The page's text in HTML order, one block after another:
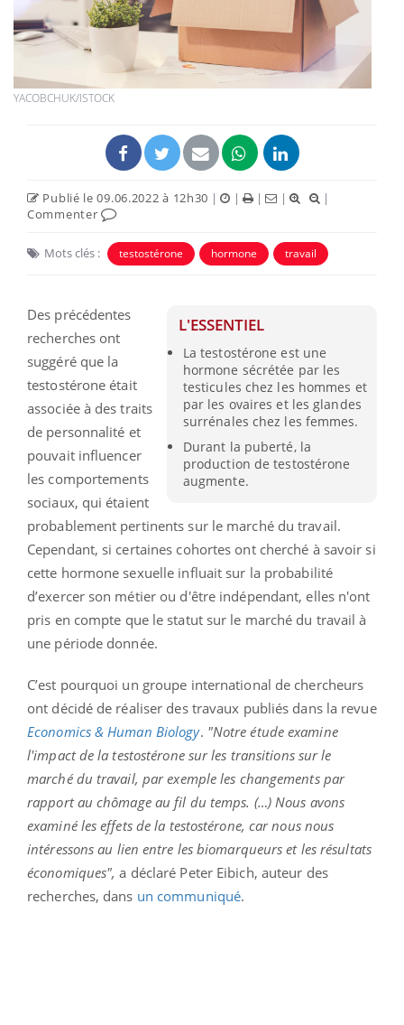
YACOBCHUK/ISTOCK
Publié le 09.06.2022 à 12h30 | | | |
|
Commenter
Mots clés : testostérone hormone travail
L'ESSENTIEL
La testostérone est une
hormone sécrétée par les
testicules chez les hommes et
par les ovaires et les glandes
surrénales chez les femmes.
Durant la puberté, la
production de testostérone
augmente.
Des précédentes
recherches ont
suggéré que la
testostérone était
associée à des traits
de personnalité et
pouvait influencer
les comportements
sociaux, qui étaient
probablement pertinents sur le marché du travail.
Cependant, si certaines cohortes ont cherché à savoir si
cette hormone sexuelle influait sur la probabilité
d’exercer son métier ou d'être indépendant, elles n'ont
pris en compte que le statut sur le marché du travail à
une période donnée.
C’est pourquoi un groupe international de chercheurs
ont décidé de réaliser des travaux publiés dans la revue
Economics & Human Biology. "Notre étude examine
l'impact de la testostérone sur les transitions sur le
marché du travail, par exemple les changements par
rapport au chômage au fil du temps. (…) Nous avons
examiné les effets de la testostérone, car nous nous
intéressons au lien entre les biomarqueurs et les résultats
économiques", a déclaré Peter Eibich, auteur des
recherches, dans un communiqué.